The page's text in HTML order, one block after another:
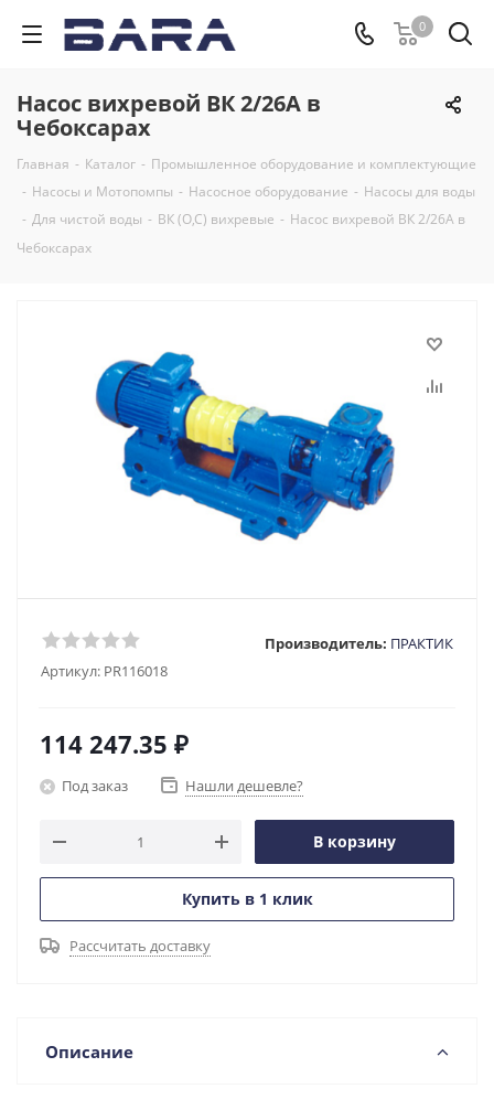
0
Насос вихревой ВК 2/26А в
Чебоксарах
Главная - Каталог - Промышленное оборудование и комплектующие
- Насосы и Мотопомпы - Насосное оборудование - Насосы для воды
- Для чистой воды - ВК (О,С) вихревые - Насос вихревой ВК 2/26А в
Чебоксарах
Артикул: PR116018
Производитель: ПРАКТИК
114 247.35 ₽
Под заказ Нашли дешевле?
В корзину
Купить в 1 клик
Рассчитать доставку
Описание